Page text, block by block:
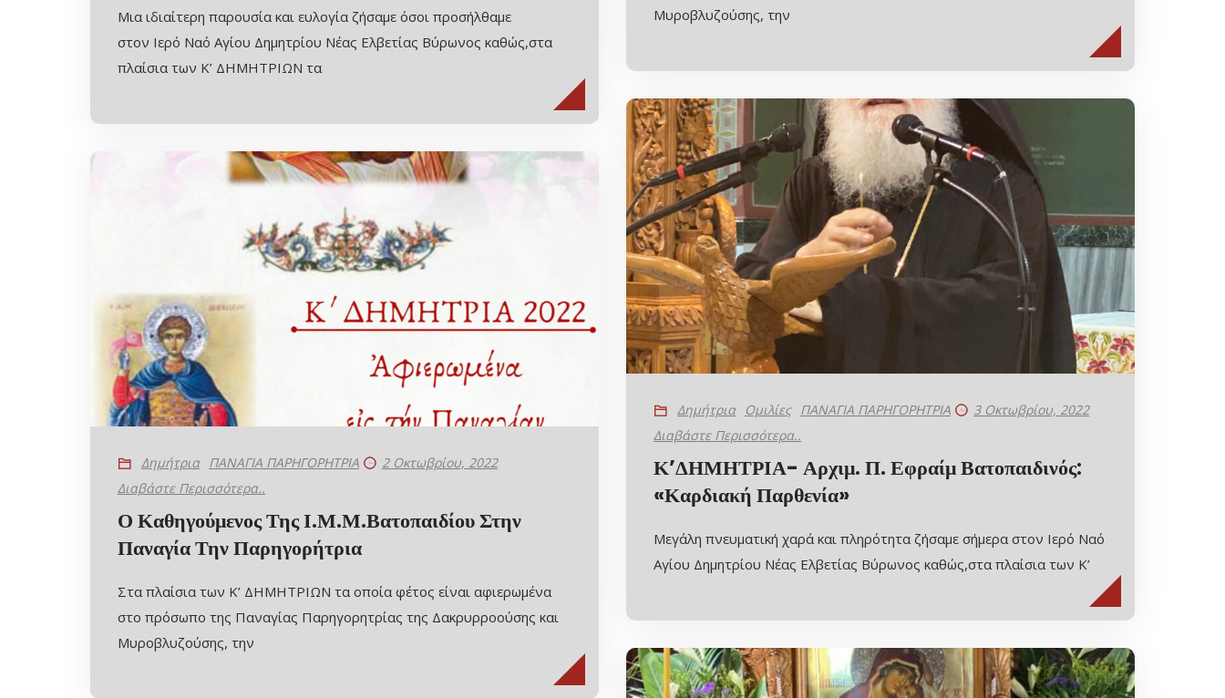
Μια ιδιαίτερη παρουσία και ευλογία ζήσαμε όσοι προσήλθαμε
στον Ιερό Ναό Αγίου Δημητρίου Νέας Ελβετίας Βύρωνος καθώς,στα
πλαίσια των Κ’ ΔΗΜΗΤΡΙΩΝ τα
Μυροβλυζούσης, την
Δημήτρια Ομιλίες ΠΑΝΑΓΙΑ ΠΑΡΗΓΟΡΗΤΡΙΑ
3 Οκτωβρίου, 2022
Διαβάστε Περισσότερα..
Κ’ΔΗΜΗΤΡΙΑ- Αρχιμ. Π. Εφραίμ Βατοπαιδινός:
«Καρδιακή Παρθενία»
Μεγάλη πνευματική χαρά και πληρότητα ζήσαμε σήμερα στον Ιερό Ναό
Αγίου Δημητρίου Νέας Ελβετίας Βύρωνος καθώς,στα πλαίσια των Κ’
Δημήτρια ΠΑΝΑΓΙΑ ΠΑΡΗΓΟΡΗΤΡΙΑ
2 Οκτωβρίου, 2022
Διαβάστε Περισσότερα..
Ο Καθηγούμενος Της Ι.Μ.Μ.Βατοπαιδίου Στην
Παναγία Την Παρηγορήτρια
Στα πλαίσια των Κ’ ΔΗΜΗΤΡΙΩΝ τα οποία φέτος είναι αφιερωμένα
στο πρόσωπο της Παναγίας Παρηγορητρίας της Δακρυρροούσης και
Μυροβλυζούσης, την